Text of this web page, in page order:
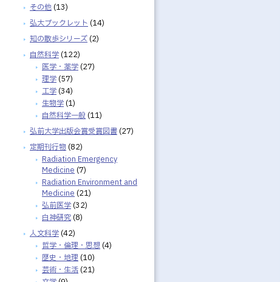
その他 (13)
弘大ブックレット (14)
知の散歩シリーズ (2)
自然科学 (122)
医学・薬学 (27)
理学 (57)
工学 (34)
生物学 (1)
自然科学一般 (11)
弘前大学出版会賞受賞図書 (27)
定期刊行物 (82)
Radiation Emergency
Medicine (7)
Radiation Environment and
Medicine (21)
弘前医学 (32)
白神研究 (8)
人文科学 (42)
哲学・倫理・思想 (4)
歴史・地理 (10)
芸術・生活 (21)